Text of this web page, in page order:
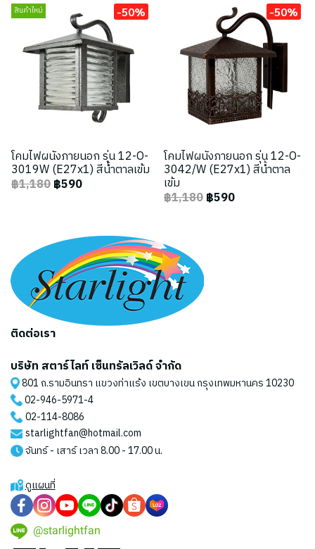
สินค้าใหม่ -50%
โคมไฟผนังภายนอก รุ่น 12-O-
3019W (E27x1) สีน้ำตาลเข้ม
฿1,180฿590
-50%
โคมไฟผนังภายนอก รุ่น 12-O-
3042/W (E27x1) สีน้ำตาล
เข้ม
฿1,180฿590
ติดต่อเรา
บริษัท สตาร์ไลท์ เซ็นทรัลเวิลด์ จำกัด
801 ถ.รามอินทรา แขวงท่าแร้ง เขตบางเขน กรุงเทพมหานคร 10230
02-946-5971-4
02-114-8086
starlightfan@hotmail.com
จันทร์ - เสาร์ เวลา 8.00 - 17.00 น.
ดูแผนที่
@starlightfan